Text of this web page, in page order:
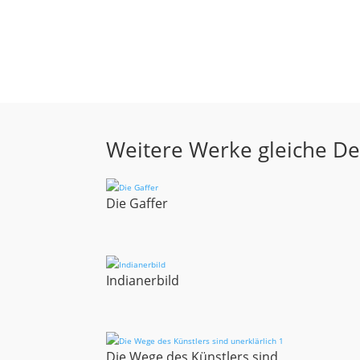
Weitere Werke gleiche
Die Gaffer
Indianerbild